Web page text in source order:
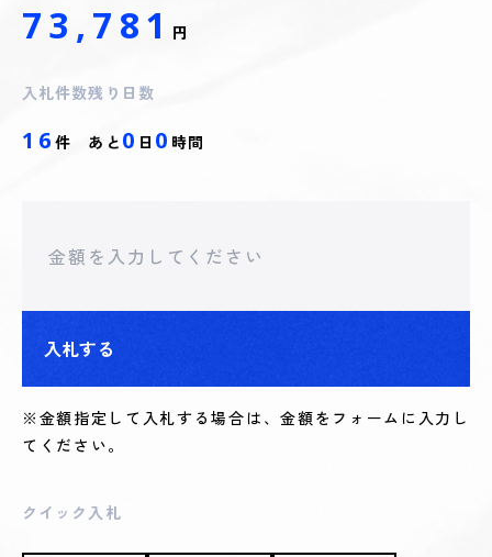
73,781 円
入札件数
16 件
残り日数
あと 0 日 0 時間
入札する
※金額指定して入札する場合は、金額をフォームに入力し
てください。
クイック入札